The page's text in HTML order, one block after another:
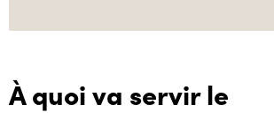
À quoi va servir le